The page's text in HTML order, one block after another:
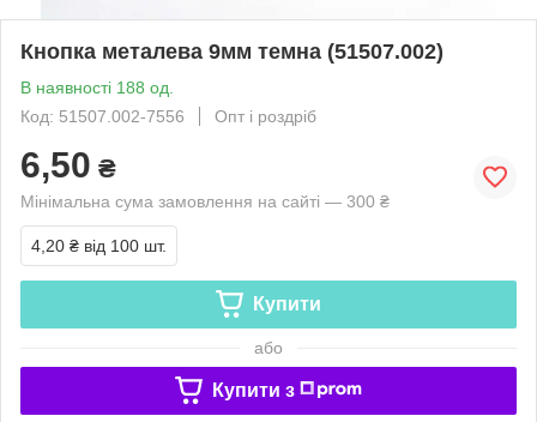
Кнопка металева 9мм темна (51507.002)
В наявності 188 од.
Код: 51507.002-7556
Опт і роздріб
6,50 ₴
Мінімальна сума замовлення на сайті — 300 ₴
4,20 ₴ від 100 шт.
Купити
або
Купити з